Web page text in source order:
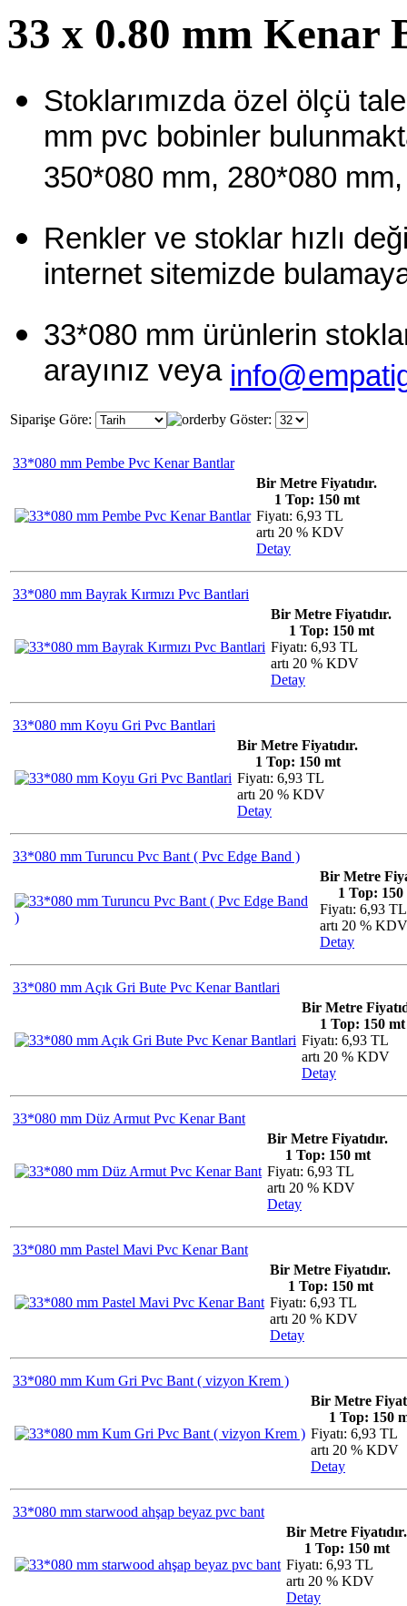
33 x 0.80 mm Kenar
Stoklarımızda özel ölçü
mm pvc bobinler
350*080 mm, 280*080
Renkler ve stoklar hızlı
internet sitemizde
33*080 mm ürünlerin
arayınız veya
Siparişe Göre: Göster:
33*080 mm Pembe Pvc Kenar Bantlar
Bir Metre Fiyatıdır.
1 Top: 150 mt
Fiyatı: 6,93 TL
artı 20 % KDV
Detay
33*080 mm Bayrak Kırmızı Pvc Bantlari
Bir Metre Fiyatıdır.
1 Top: 150 mt
Fiyatı: 6,93 TL
artı 20 % KDV
Detay
33*080 mm Koyu Gri Pvc Bantlari
Bir Metre Fiyatıdır.
1 Top: 150 mt
Fiyatı: 6,93 TL
artı 20 % KDV
Detay
33*080 mm Turuncu Pvc Bant ( Pvc Edge Band )
Bir Metre
1 Top: 150
Fiyatı: 6,93 TL
artı 20 % KDV
Detay
33*080 mm Açık Gri Bute Pvc Kenar Bantlari
Bir Metre
1 Top: 150 mt
Fiyatı: 6,93 TL
artı 20 % KDV
Detay
33*080 mm Düz Armut Pvc Kenar Bant
Bir Metre Fiyatıdır.
1 Top: 150 mt
Fiyatı: 6,93 TL
artı 20 % KDV
Detay
33*080 mm Pastel Mavi Pvc Kenar Bant
Bir Metre Fiyatıdır.
1 Top: 150 mt
Fiyatı: 6,93 TL
artı 20 % KDV
Detay
33*080 mm Kum Gri Pvc Bant ( vizyon Krem )
Bir Metre
1 Top: 150
Fiyatı: 6,93 TL
artı 20 % KDV
Detay
33*080 mm starwood ahşap beyaz pvc bant
Bir Metre Fiyatıdır.
1 Top: 150 mt
Fiyatı: 6,93 TL
artı 20 % KDV
Detay